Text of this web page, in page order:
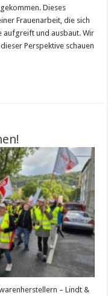
Dieses
Frauenarbeit, die sich
aufgreift und ausbaut. Wir
Perspektive schauen
– Lindt &